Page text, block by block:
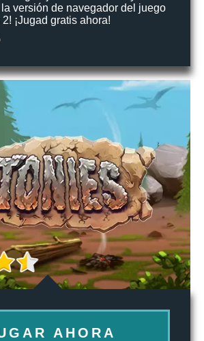
versión de navegador del juego
¡Jugad gratis ahora!
AHORA